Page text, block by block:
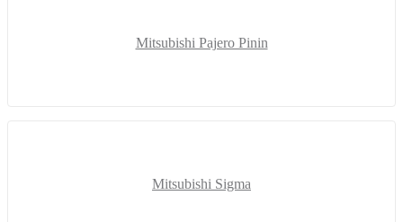
Mitsubishi Pajero Pinin
Mitsubishi Sigma